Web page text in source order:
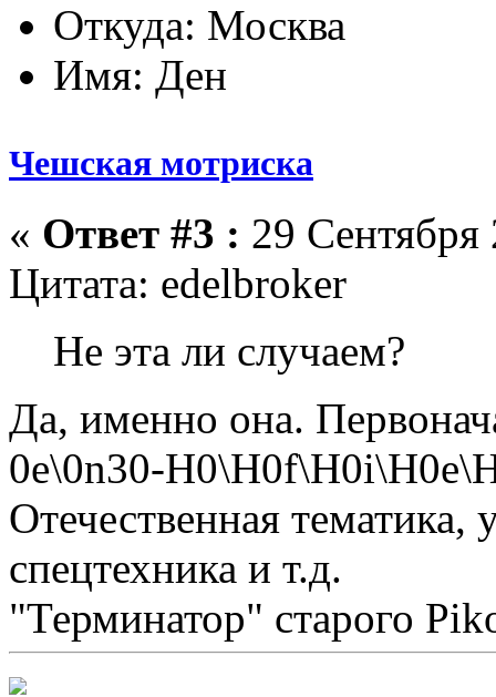
Откуда: Москва
Имя: Ден
Чешская мотриска
« Ответ #3 : 29
Цитата: edelbroker
Не эта ли случаем?
Да, именно она.
0е\0n30-
Отечественная тематика,
спецтехника и т.д.
"Терминатор" старого